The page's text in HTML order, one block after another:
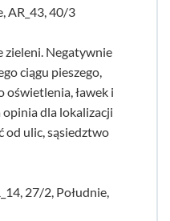
AR_43, 40/3
Negatywnie
ciągu pieszego,
ławek i
opinia dla lokalizacji
od ulic, sąsiedztwo
27/2, Południe,